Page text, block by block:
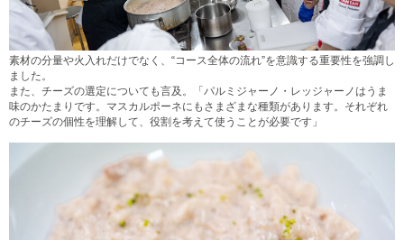
素材の分量や火入れだけでなく、“コース全体の流れ”を意識する重要性を強調し
ました。
また、チーズの選定についても言及。「パルミジャーノ・レッジャーノはうま
味のかたまりです。マスカルポーネにもさまざまな種類があります。それぞれ
のチーズの個性を理解して、役割を考えて使うことが必要です」